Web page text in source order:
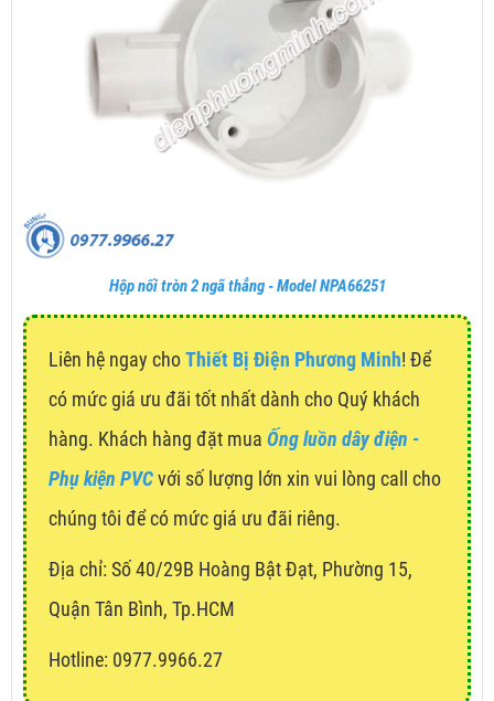
Hộp nối tròn 2 ngã thẳng - Model NPA66251
Liên hệ ngay choThiết Bị Điện Phương Minh! Để
có mức giá ưu đãi tốt nhất dành cho Quý khách
hàng. Khách hàng đặt mua Ống luồn dây điện -
Phụ kiện PVCvới số lượng lớn xin vui lòng call cho
chúng tôi để có mức giá ưu đãi riêng.
Địa chỉ: Số 40/29B Hoàng Bật Đạt, Phường 15,
Quận Tân Bình, Tp.HCM
Hotline: 0977.9966.27